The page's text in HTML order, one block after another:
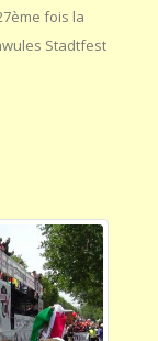
fois la
Stadtfest